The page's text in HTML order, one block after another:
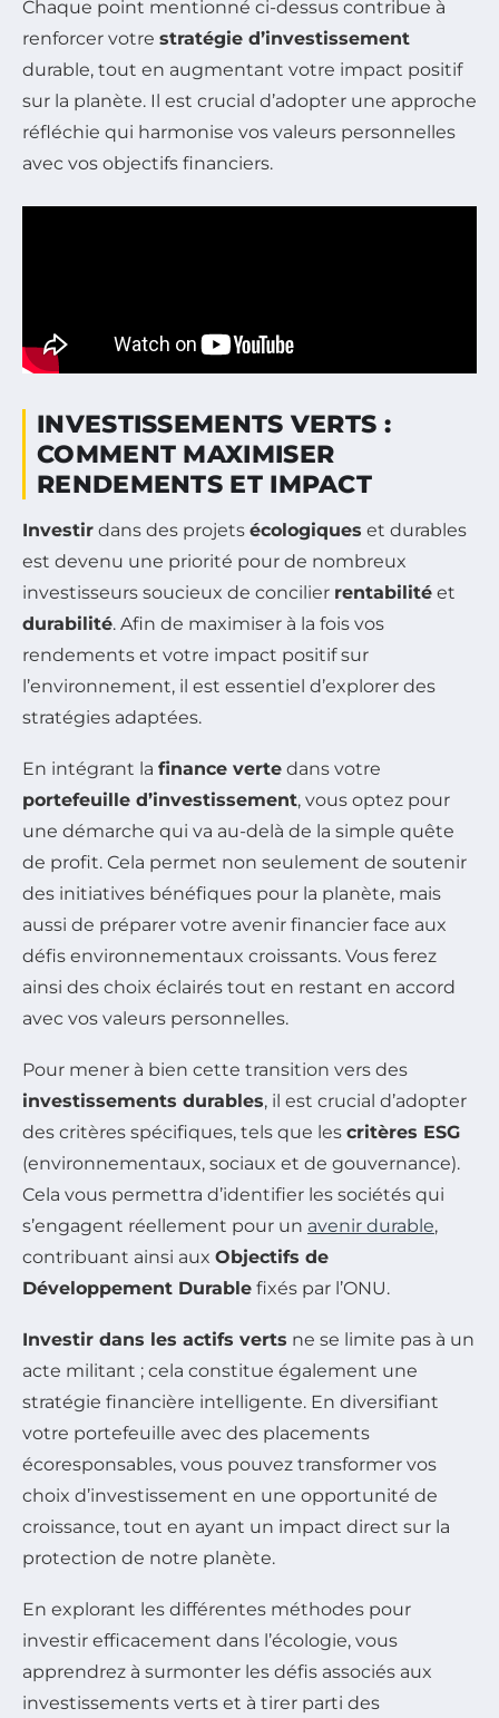
Chaque point mentionné ci-dessus contribue à
renforcer votre stratégie d’investissement
durable, tout en augmentant votre impact positif
sur la planète. Il est crucial d’adopter une approche
réfléchie qui harmonise vos valeurs personnelles
avec vos objectifs financiers.
INVESTISSEMENTS VERTS :
COMMENT MAXIMISER
RENDEMENTS ET IMPACT
Investir dans des projets écologiques et durables
est devenu une priorité pour de nombreux
investisseurs soucieux de concilier rentabilité et
durabilité. Afin de maximiser à la fois vos
rendements et votre impact positif sur
l’environnement, il est essentiel d’explorer des
stratégies adaptées.
En intégrant la finance verte dans votre
portefeuille d’investissement, vous optez pour
une démarche qui va au-delà de la simple quête
de profit. Cela permet non seulement de soutenir
des initiatives bénéfiques pour la planète, mais
aussi de préparer votre avenir financier face aux
défis environnementaux croissants. Vous ferez
ainsi des choix éclairés tout en restant en accord
avec vos valeurs personnelles.
Pour mener à bien cette transition vers des
investissements durables, il est crucial d’adopter
des critères spécifiques, tels que les critères ESG
(environnementaux, sociaux et de gouvernance).
Cela vous permettra d’identifier les sociétés qui
s’engagent réellement pour un avenir durable,
contribuant ainsi aux Objectifs de
Développement Durable fixés par l’ONU.
Investir dans les actifs verts ne se limite pas à un
acte militant ; cela constitue également une
stratégie financière intelligente. En diversifiant
votre portefeuille avec des placements
écoresponsables, vous pouvez transformer vos
choix d’investissement en une opportunité de
croissance, tout en ayant un impact direct sur la
protection de notre planète.
En explorant les différentes méthodes pour
investir efficacement dans l’écologie, vous
apprendrez à surmonter les défis associés aux
investissements verts et à tirer parti des